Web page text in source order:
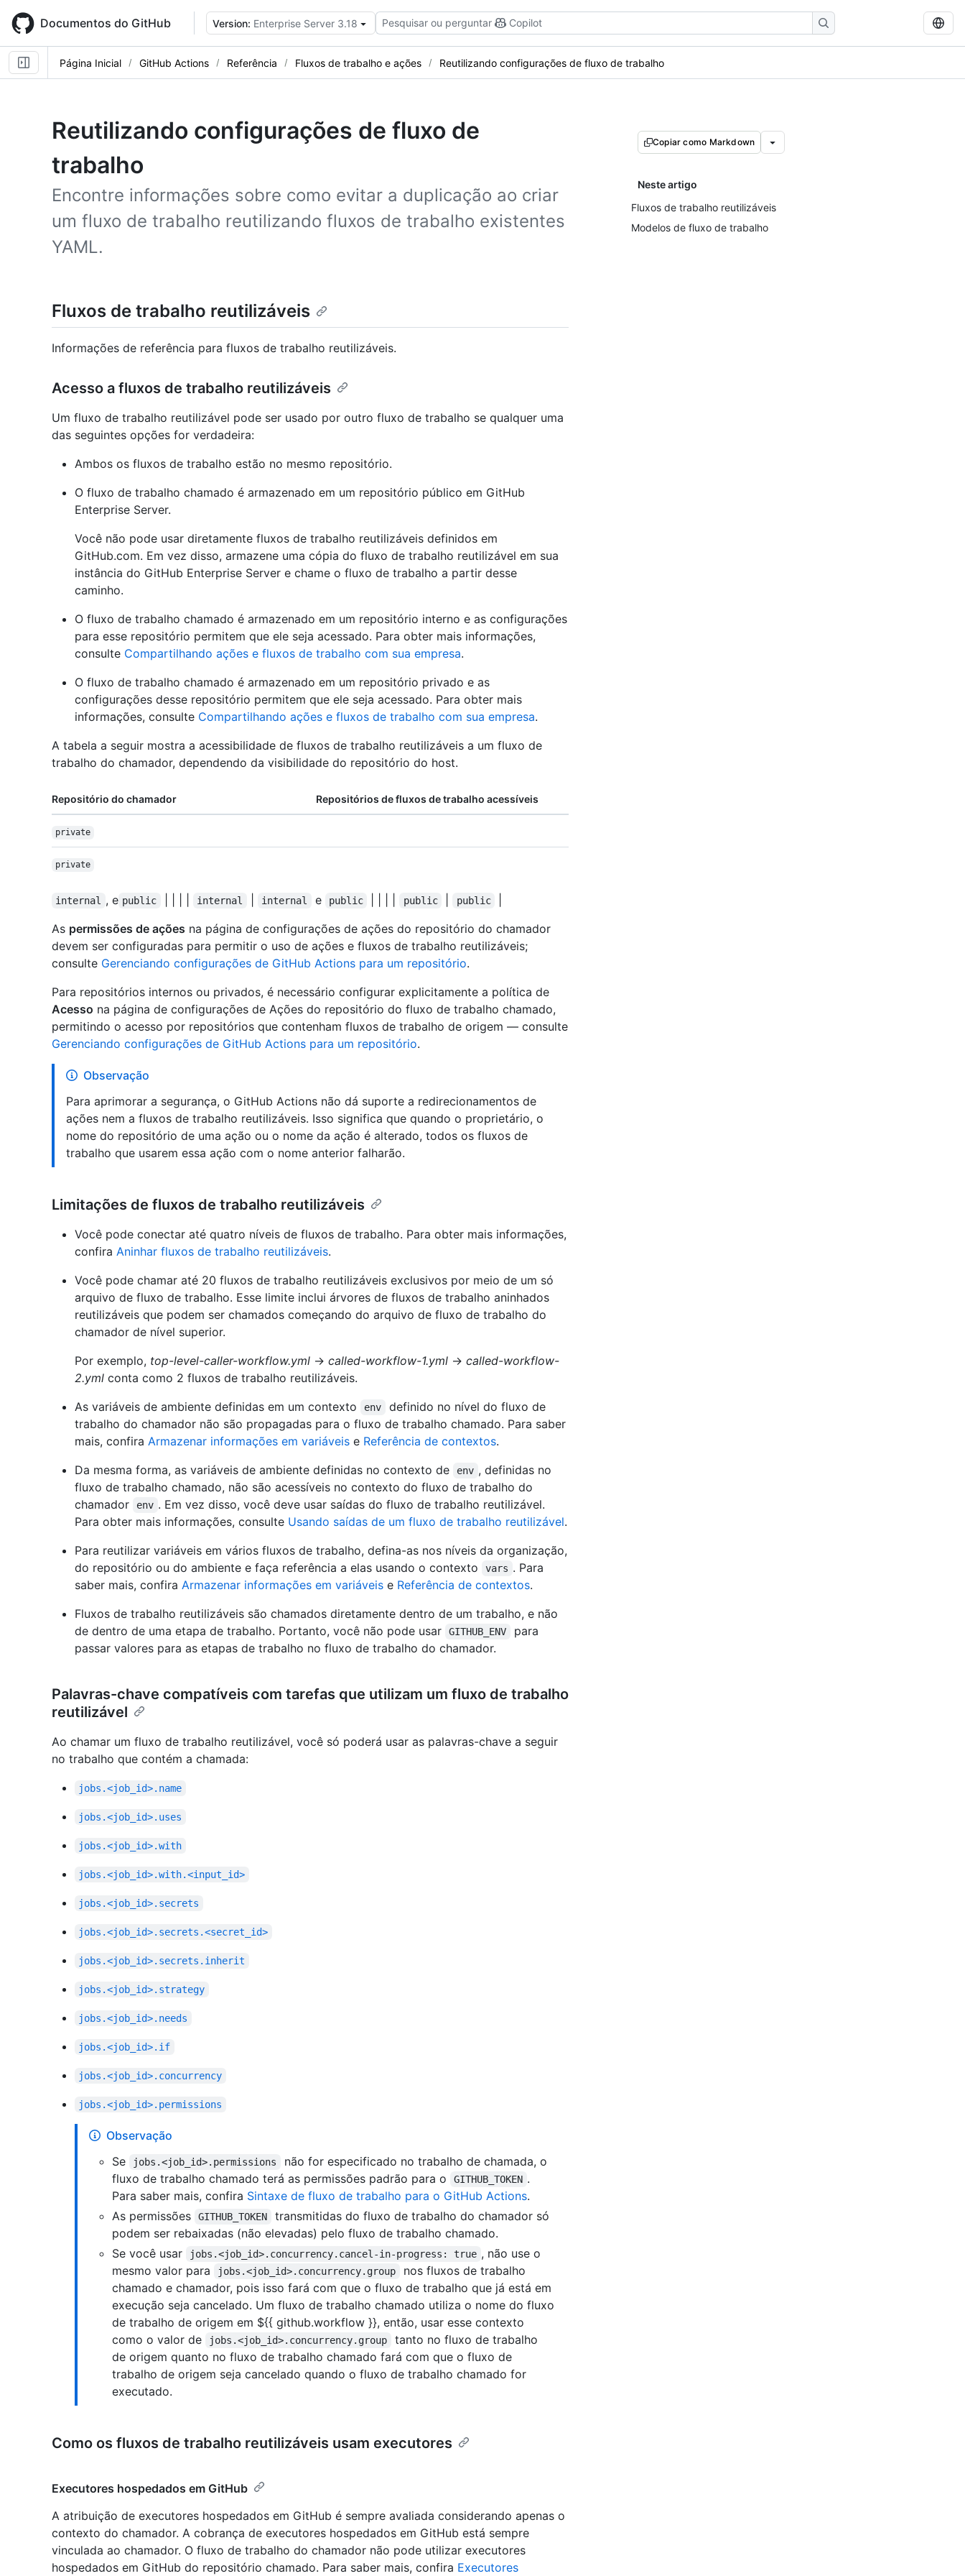
main
content
Documentos do GitHub Version: Enterprise Server 3.18 Pesquisar ou perguntar Copilot
Página Inicial GitHub Actions Referência Fluxos de trabalho e ações Reutilizando configurações de fluxo de trabalho
Reutilizando configurações de fluxo de
trabalho
Encontre informações sobre como evitar a duplicação ao criar
um fluxo de trabalho reutilizando fluxos de trabalho existentes
YAML.
Copiar como Markdown
Neste artigo
Fluxos de trabalho reutilizáveis
Modelos de fluxo de trabalho
Fluxos de trabalho reutilizáveis
Informações de referência para fluxos de trabalho reutilizáveis.
Acesso a fluxos de trabalho reutilizáveis
Um fluxo de trabalho reutilizável pode ser usado por outro fluxo de trabalho se qualquer uma
das seguintes opções for verdadeira:
Ambos os fluxos de trabalho estão no mesmo repositório.
O fluxo de trabalho chamado é armazenado em um repositório público em GitHub
Enterprise Server.
Você não pode usar diretamente fluxos de trabalho reutilizáveis definidos em
GitHub.com. Em vez disso, armazene uma cópia do fluxo de trabalho reutilizável em sua
instância do GitHub Enterprise Server e chame o fluxo de trabalho a partir desse
caminho.
O fluxo de trabalho chamado é armazenado em um repositório interno e as configurações
para esse repositório permitem que ele seja acessado. Para obter mais informações,
consulte Compartilhando ações e fluxos de trabalho com sua empresa.
O fluxo de trabalho chamado é armazenado em um repositório privado e as
configurações desse repositório permitem que ele seja acessado. Para obter mais
informações, consulte Compartilhando ações e fluxos de trabalho com sua empresa.
A tabela a seguir mostra a acessibilidade de fluxos de trabalho reutilizáveis a um fluxo de
trabalho do chamador, dependendo da visibilidade do repositório do host.
Repositório do chamador Repositórios de fluxos de trabalho acessíveis
private
private
internal , e public internal internal e public public public
As permissões de ações na página de configurações de ações do repositório do chamador
devem ser configuradas para permitir o uso de ações e fluxos de trabalho reutilizáveis;
consulte Gerenciando configurações de GitHub Actions para um repositório.
Para repositórios internos ou privados, é necessário configurar explicitamente a política de
Acesso na página de configurações de Ações do repositório do fluxo de trabalho chamado,
permitindo o acesso por repositórios que contenham fluxos de trabalho de origem — consulte
Gerenciando configurações de GitHub Actions para um repositório.
Observação
Para aprimorar a segurança, o GitHub Actions não dá suporte a redirecionamentos de
ações nem a fluxos de trabalho reutilizáveis. Isso significa que quando o proprietário, o
nome do repositório de uma ação ou o nome da ação é alterado, todos os fluxos de
trabalho que usarem essa ação com o nome anterior falharão.
Limitações de fluxos de trabalho reutilizáveis
Você pode conectar até quatro níveis de fluxos de trabalho. Para obter mais informações,
confira Aninhar fluxos de trabalho reutilizáveis.
Você pode chamar até 20 fluxos de trabalho reutilizáveis exclusivos por meio de um só
arquivo de fluxo de trabalho. Esse limite inclui árvores de fluxos de trabalho aninhados
reutilizáveis que podem ser chamados começando do arquivo de fluxo de trabalho do
chamador de nível superior.
Por exemplo, top-level-caller-workflow.yml → called-workflow-1.yml → called-workflow-
2.yml conta como 2 fluxos de trabalho reutilizáveis.
As variáveis de ambiente definidas em um contexto
env
definido no nível do fluxo de
trabalho do chamador não são propagadas para o fluxo de trabalho chamado. Para saber
mais, confira Armazenar informações em variáveis e Referência de contextos.
Da mesma forma, as variáveis de ambiente definidas no contexto de
env , definidas no
fluxo de trabalho chamado, não são acessíveis no contexto do fluxo de trabalho do
chamador
env . Em vez disso, você deve usar saídas do fluxo de trabalho reutilizável.
Para obter mais informações, consulte Usando saídas de um fluxo de trabalho reutilizável.
Para reutilizar variáveis em vários fluxos de trabalho, defina-as nos níveis da organização,
do repositório ou do ambiente e faça referência a elas usando o contexto
vars . Para
saber mais, confira Armazenar informações em variáveis e Referência de contextos.
Fluxos de trabalho reutilizáveis são chamados diretamente dentro de um trabalho, e não
de dentro de uma etapa de trabalho. Portanto, você não pode usar
GITHUB_ENV
para
passar valores para as etapas de trabalho no fluxo de trabalho do chamador.
Palavras-chave compatíveis com tarefas que utilizam um fluxo de trabalho
reutilizável
Ao chamar um fluxo de trabalho reutilizável, você só poderá usar as palavras-chave a seguir
no trabalho que contém a chamada:
jobs.<job_id>.name
jobs.<job_id>.uses
jobs.<job_id>.with
jobs.<job_id>.with.<input_id>
jobs.<job_id>.secrets
jobs.<job_id>.secrets.<secret_id>
jobs.<job_id>.secrets.inherit
jobs.<job_id>.strategy
jobs.<job_id>.needs
jobs.<job_id>.if
jobs.<job_id>.concurrency
jobs.<job_id>.permissions
Observação
Se
jobs.<job_id>.permissions
não for especificado no trabalho de chamada, o
fluxo de trabalho chamado terá as permissões padrão para o
GITHUB_TOKEN .
Para saber mais, confira Sintaxe de fluxo de trabalho para o GitHub Actions.
As permissões
GITHUB_TOKEN
transmitidas do fluxo de trabalho do chamador só
podem ser rebaixadas (não elevadas) pelo fluxo de trabalho chamado.
Se você usar
jobs.<job_id>.concurrency.cancel-in-progress: true , não use o
mesmo valor para
jobs.<job_id>.concurrency.group
nos fluxos de trabalho
chamado e chamador, pois isso fará com que o fluxo de trabalho que já está em
execução seja cancelado. Um fluxo de trabalho chamado utiliza o nome do fluxo
de trabalho de origem em ${{ github.workflow }}, então, usar esse contexto
como o valor de
jobs.<job_id>.concurrency.group
tanto no fluxo de trabalho
de origem quanto no fluxo de trabalho chamado fará com que o fluxo de
trabalho de origem seja cancelado quando o fluxo de trabalho chamado for
executado.
Como os fluxos de trabalho reutilizáveis usam executores
Executores hospedados em GitHub
A atribuição de executores hospedados em GitHub é sempre avaliada considerando apenas o
contexto do chamador. A cobrança de executores hospedados em GitHub está sempre
vinculada ao chamador. O fluxo de trabalho do chamador não pode utilizar executores
hospedados em GitHub do repositório chamado. Para saber mais, confira Executores